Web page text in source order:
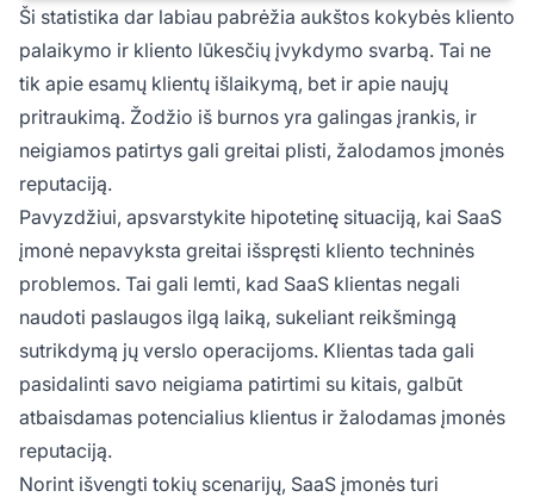
Ši statistika dar labiau pabrėžia aukštos kokybės kliento
palaikymo ir kliento lūkesčių įvykdymo svarbą. Tai ne
tik apie esamų klientų išlaikymą, bet ir apie naujų
pritraukimą. Žodžio iš burnos yra galingas įrankis, ir
neigiamos patirtys gali greitai plisti, žalodamos įmonės
reputaciją.
Pavyzdžiui, apsvarstykite hipotetinę situaciją, kai SaaS
įmonė nepavyksta greitai išspręsti kliento techninės
problemos. Tai gali lemti, kad SaaS klientas negali
naudoti paslaugos ilgą laiką, sukeliant reikšmingą
sutrikdymą jų verslo operacijoms. Klientas tada gali
pasidalinti savo neigiama patirtimi su kitais, galbūt
atbaisdamas potencialius klientus ir žalodamas įmonės
reputaciją.
Norint išvengti tokių scenarijų, SaaS įmonės turi